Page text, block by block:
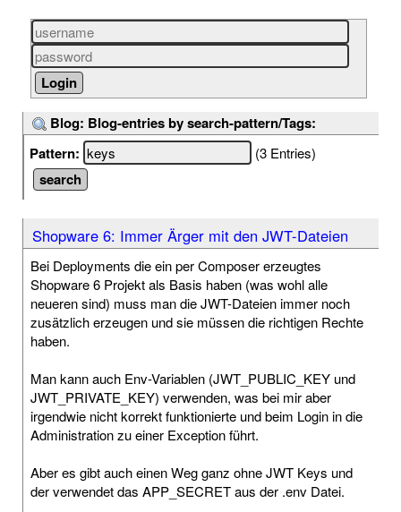
Blog: Blog-entries by search-pattern/Tags:
Pattern:
(3 Entries)
Shopware 6: Immer Ärger mit den JWT-Dateien
Bei Deployments die ein per Composer erzeugtes
Shopware 6 Projekt als Basis haben (was wohl alle
neueren sind) muss man die JWT-Dateien immer noch
zusätzlich erzeugen und sie müssen die richtigen Rechte
haben.
Man kann auch Env-Variablen (JWT_PUBLIC_KEY und
JWT_PRIVATE_KEY) verwenden, was bei mir aber
irgendwie nicht korrekt funktionierte und beim Login in die
Administration zu einer Exception führt.
Aber es gibt auch einen Weg ganz ohne JWT Keys und
der verwendet das APP_SECRET aus der .env Datei.